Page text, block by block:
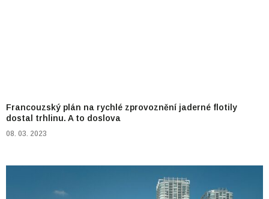
Francouzský plán na rychlé zprovoznění jaderné flotily
dostal trhlinu. A to doslova
08. 03. 2023